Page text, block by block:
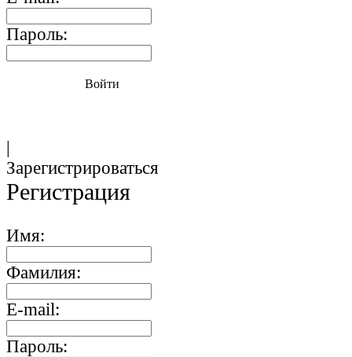
Пароль:
Войти
|
Зарегистрироваться
Регистрация
Имя:
Фамилия:
E-mail:
Пароль: